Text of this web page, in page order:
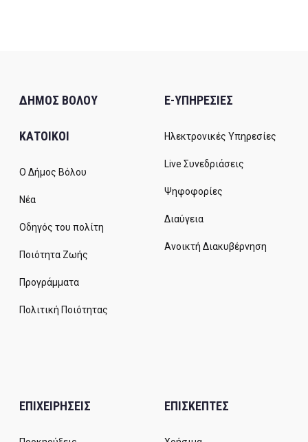
ΔΗΜΟΣ ΒΟΛΟΥ
ΚΑΤΟΙΚΟΙ
Ο Δήμος Βόλου
Νέα
Οδηγός του πολίτη
Ποιότητα Ζωής
Προγράμματα
Πολιτική Ποιότητας
E-ΥΠΗΡΕΣΙΕΣ
Ηλεκτρονικές Υπηρεσίες
Live Συνεδριάσεις
Ψηφοφορίες
Διαύγεια
Ανοικτή Διακυβέρνηση
ΕΠΙΧΕΙΡΗΣΕΙΣ ΕΠΙΣΚΕΠΤΕΣ